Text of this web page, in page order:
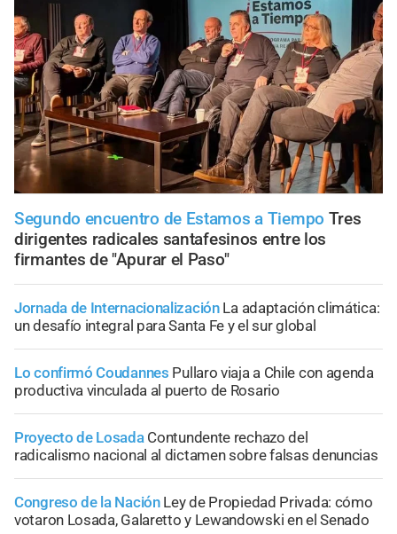
Segundo encuentro de Estamos a Tiempo Tres
dirigentes radicales santafesinos entre los
firmantes de "Apurar el Paso"
Jornada de Internacionalización La adaptación climática:
un desafío integral para Santa Fe y el sur global
Lo confirmó Coudannes Pullaro viaja a Chile con agenda
productiva vinculada al puerto de Rosario
Proyecto de Losada Contundente rechazo del
radicalismo nacional al dictamen sobre falsas denuncias
Congreso de la Nación Ley de Propiedad Privada: cómo
votaron Losada, Galaretto y Lewandowski en el Senado